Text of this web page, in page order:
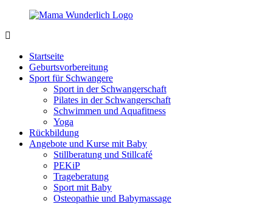
Zurück
Inhalt
sein
wunderbar!
Startseite
Geburtsvorbereitung
Sport für Schwangere
Sport in der Schwangerschaft
Pilates in der Schwangerschaft
Schwimmen und Aquafitness
Yoga
Rückbildung
Angebote und Kurse mit Baby
Stillberatung und Stillcafé
PEKiP
Trageberatung
Sport mit Baby
Osteopathie und Babymassage